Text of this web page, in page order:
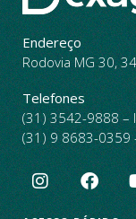
Endereço
Rodovia MG 30,
Telefones
(31) 3542-9888 –
(31) 9 8683-0359